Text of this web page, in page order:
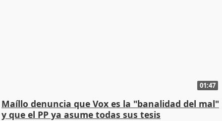
01:47
Maíllo denuncia que Vox es la "banalidad del mal"
y que el PP ya asume todas sus tesis